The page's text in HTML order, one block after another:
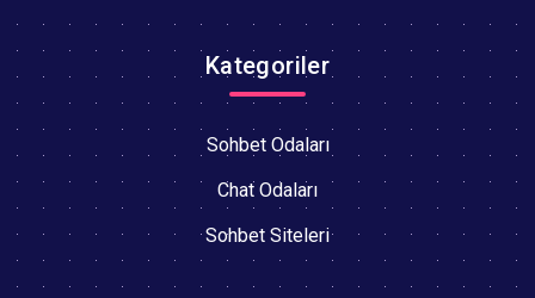
Kategoriler
Sohbet Odaları
Chat Odaları
Sohbet Siteleri